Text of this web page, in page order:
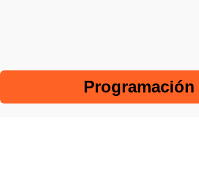
Programación